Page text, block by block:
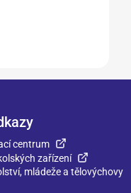
centrum
zařízení
mládeže a tělovýchovy